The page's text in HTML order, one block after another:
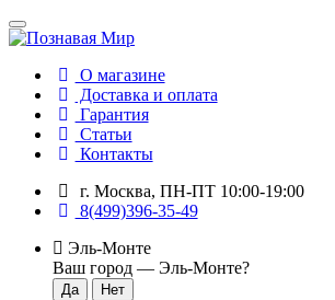
О магазине
Доставка и оплата
Гарантия
Статьи
Контакты
г. Москва, ПН-ПТ 10:00-19:00
8(499)396-35-49
Эль-Монте
Ваш город — Эль-Монте?